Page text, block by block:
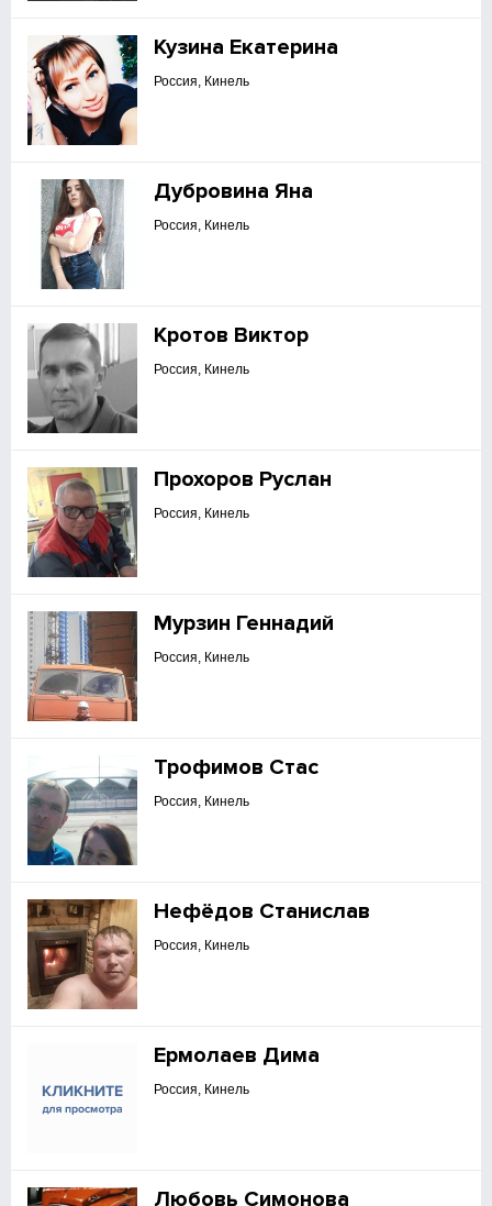
Кузина Екатерина
Россия, Кинель
Дубровина Яна
Россия, Кинель
Кротов Виктор
Россия, Кинель
Прохоров Руслан
Россия, Кинель
Мурзин Геннадий
Россия, Кинель
Трофимов Стас
Россия, Кинель
Нефёдов Станислав
Россия, Кинель
Ермолаев Дима
Россия, Кинель
Любовь Симонова